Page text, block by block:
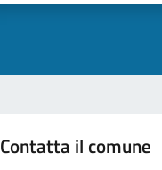
Contatta il comune